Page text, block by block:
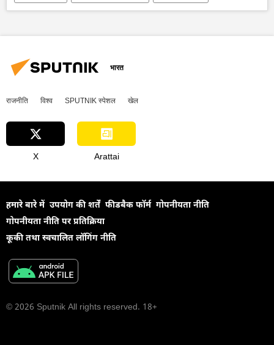
बेंजामिन नेतन्याहू
व्लादिमीर पुतिन
रूस
फिलिस्तीन
इज़राइल-हमास युद्ध
भारत
राजनीति विश्व SPUTNIK स्पेशल खेल
X Arattai
हमारे बारे में उपयोग की शर्तें फीडबैक फॉर्म गोपनीयता नीति
गोपनीयता नीति पर प्रतिक्रिया
कूकी तथा स्वचालित लॉगिंग नीति
© 2026 Sputnik All rights reserved. 18+